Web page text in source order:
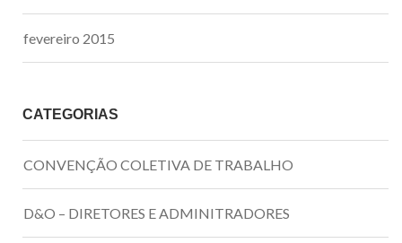
fevereiro 2015
CATEGORIAS
CONVENÇÃO COLETIVA DE TRABALHO
D&O – DIRETORES E ADMINITRADORES